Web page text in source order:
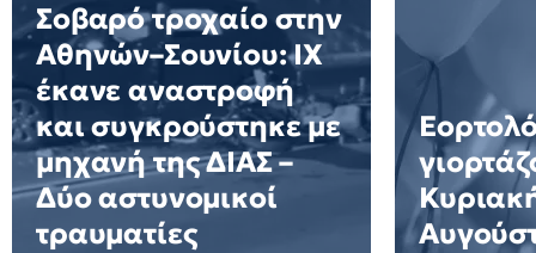
Σοβαρό τροχαίο στην
Αθηνών–Σουνίου: ΙΧ
έκανε αναστροφή
και συγκρούστηκε με
μηχανή της ΔΙΑΣ –
Δύο αστυνομικοί
τραυματίες